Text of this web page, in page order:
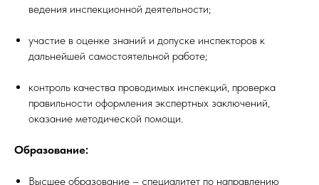
ведения инспекционной деятельности;
участие в оценке знаний и допуске инспекторов к
дальнейшей самостоятельной работе;
контроль качества проводимых инспекций, проверка
правильности оформления экспертных заключений,
оказание методической помощи.
Образование:
Высшее образование – специалитет по направлению